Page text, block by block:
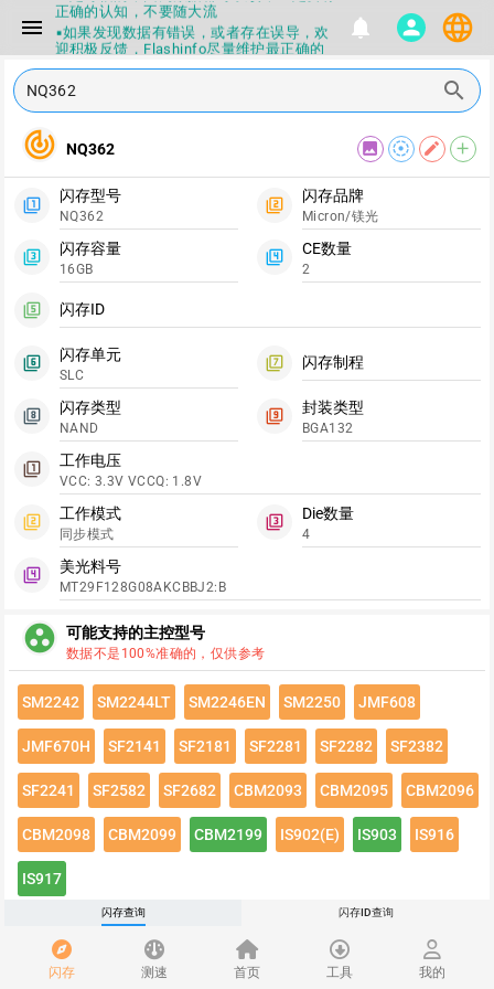
menu
正确的认知，不要随大流
▪如果发现数据有错误，或者存在误导，欢
迎积极反馈，Flashinfo尽量维护最正确的
▪Flashinfo APP更新技术规格和量产工具标
签啦，使用更加丝滑，快点击下载吧
下载服务会暂停一段时间才能恢复
▪Flashinfo提供的所有数据仅供参考，DIY
本来就有不确定性，任何第三方工具提供的
数据都不要100%相信，包括量产工具都不
一定可信的，因为数据都可以改，一定要有
正确的认知，不要随大流
▪如果发现数据有错误，或者存在误导，欢
迎积极反馈，Flashinfo尽量维护最正确的
指导性数据
▪Flashinfo APP更新技术规格和量产工具标
签啦，使用更加丝滑，快点击下载吧
notifications person language
闪存 测速 首页 工具 我的
search
track_changes NQ362 image filter_tilt_shift edit add
filter_1
闪存型号
NQ362
filter_2
闪存品牌
Micron/镁光
filter_3
闪存容量
16GB
filter_4
CE数量
2
filter_5 闪存ID
filter_6
闪存单元
SLC
filter_7 闪存制程
filter_8
闪存类型
NAND
filter_9
封装类型
BGA132
filter_1
工作电压
VCC: 3.3V VCCQ: 1.8V
filter_2
工作模式
同步模式
filter_3
Die数量
4
filter_4
美光料号
MT29F128G08AKCBBJ2:B
group_work 可能支持的主控型号
数据不是100%准确的，仅供参考
SM2242 SM2244LT SM2246EN SM2250 JMF608
JMF670H SF2141 SF2181 SF2281 SF2282 SF2382
SF2241 SF2582 SF2682 CBM2093 CBM2095 CBM2096
CBM2098 CBM2099 CBM2199 IS902(E) IS903 IS916
IS917
点击绿色按钮有惊喜哦~
闪存速度
闪存查询 闪存ID查询